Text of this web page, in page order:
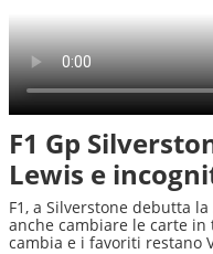
F1 Gp
Lewis e
F1, a Silverstone debutta
anche cambiare le carte in
cambia e i favoriti restano